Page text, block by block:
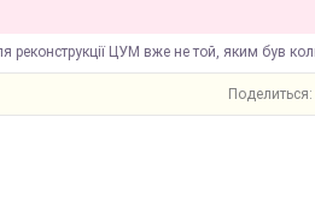
реконструкції ЦУМ вже не той, яким був
Поделиться: